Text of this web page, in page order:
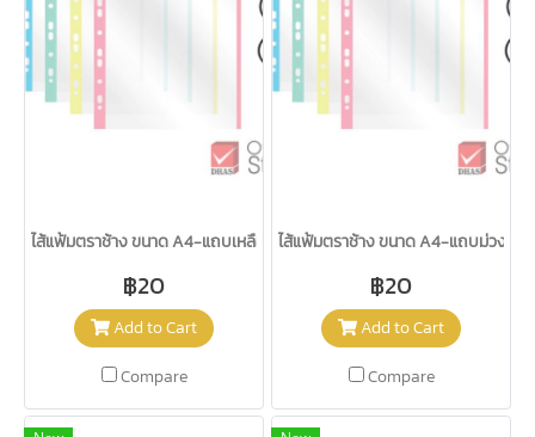
ไส้แฟ้มตราช้าง ขนาด A4-แถบเหลือง (20 ซอง)
฿20
Add to Cart
Compare
ไส้แฟ้มตราช้าง ขนาด A4-แถบม่วง
฿20
Add to Cart
Compare